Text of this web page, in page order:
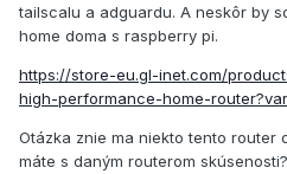
tailscalu a adguardu. A neskôr by
home doma s raspberry pi.
https://store-eu.gl-inet.com/
high-performance-home-
Otázka znie ma niekto tento router
máte s daným routerom